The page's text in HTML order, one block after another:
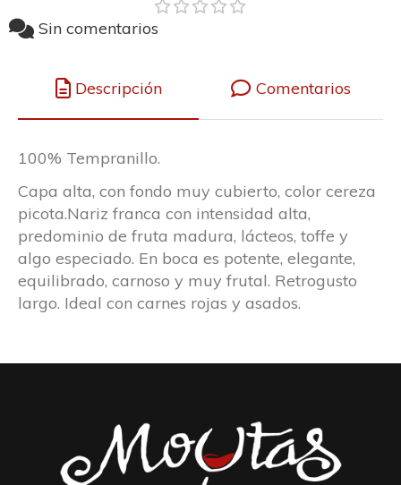
Sin comentarios
Descripción Comentarios
100% Tempranillo.
Capa alta, con fondo muy cubierto, color cereza
picota.Nariz franca con intensidad alta,
predominio de fruta madura, lácteos, toffe y
algo especiado. En boca es potente, elegante,
equilibrado, carnoso y muy frutal. Retrogusto
largo. Ideal con carnes rojas y asados.